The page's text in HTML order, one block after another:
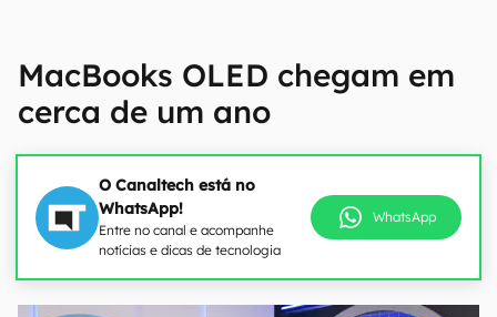
MacBooks OLED chegam em
cerca de um ano
O Canaltech está no
WhatsApp!
Entre no canal e acompanhe
notícias e dicas de tecnologia
WhatsApp